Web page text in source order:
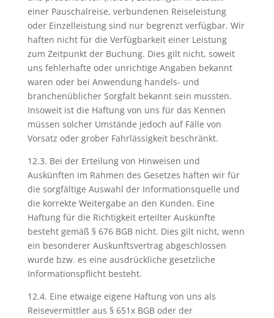
einer Pauschalreise, verbundenen Reiseleistung
oder Einzelleistung sind nur begrenzt verfügbar. Wir
haften nicht für die Verfügbarkeit einer Leistung
zum Zeitpunkt der Buchung. Dies gilt nicht, soweit
uns fehlerhafte oder unrichtige Angaben bekannt
waren oder bei Anwendung handels- und
branchenüblicher Sorgfalt bekannt sein mussten.
Insoweit ist die Haftung von uns für das Kennen
müssen solcher Umstände jedoch auf Fälle von
Vorsatz oder grober Fahrlässigkeit beschränkt.
12.3. Bei der Erteilung von Hinweisen und
Auskünften im Rahmen des Gesetzes haften wir für
die sorgfältige Auswahl der Informationsquelle und
die korrekte Weitergabe an den Kunden. Eine
Haftung für die Richtigkeit erteilter Auskünfte
besteht gemäß § 676 BGB nicht. Dies gilt nicht, wenn
ein besonderer Auskunftsvertrag abgeschlossen
wurde bzw. es eine ausdrückliche gesetzliche
Informationspflicht besteht.
12.4. Eine etwaige eigene Haftung von uns als
Reisevermittler aus § 651x BGB oder der